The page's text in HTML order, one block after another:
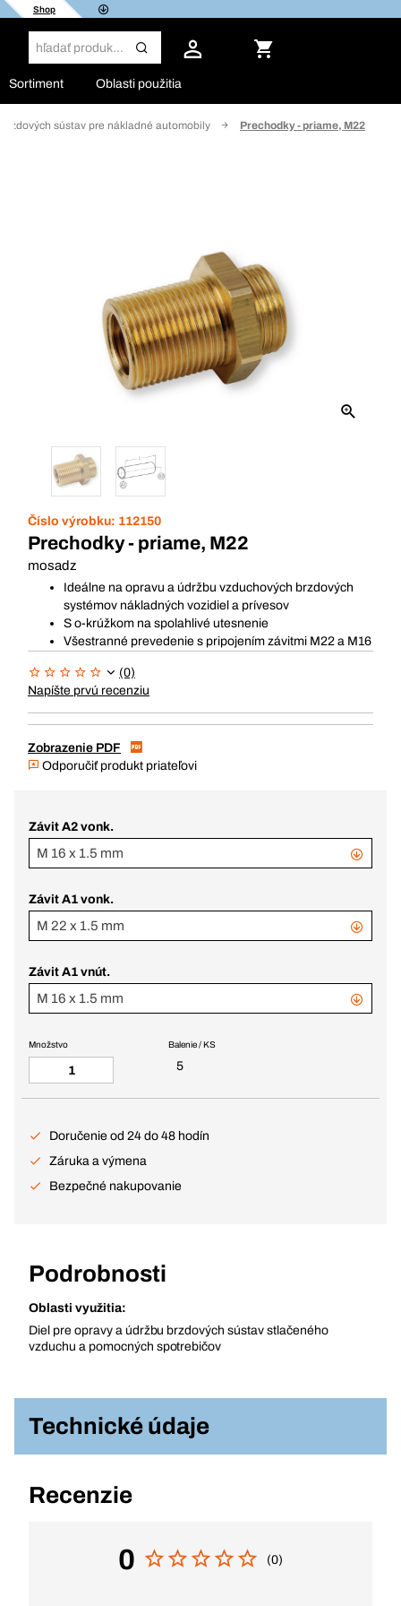
Shop
Sortiment Oblasti použitia
sústav pre nákladné automobily Prechodky - priame, M22
Číslo výrobku: 112150
Prechodky - priame, M22
mosadz
Ideálne na opravu a údržbu vzduchových brzdových
systémov nákladných vozidiel a prívesov
S o-krúžkom na spolahlivé utesnenie
Všestranné prevedenie s pripojením závitmi M22 a M16
(0)
Napíšte prvú recenziu
Zobrazenie PDF
Odporučiť produkt priateľovi
Závit A2 vonk.
M 16 x 1.5 mm
Závit A1 vonk.
M 22 x 1.5 mm
Závit A1 vnút.
M 16 x 1.5 mm
Balenie / KS
5
Množstvo
Doručenie od 24 do 48 hodín
Záruka a výmena
Bezpečné nakupovanie
Podrobnosti
Oblasti využitia:
Diel pre opravy a údržbu brzdových sústav stlačeného
vzduchu a pomocných spotrebičov
Technické údaje
Recenzie
0 (0)